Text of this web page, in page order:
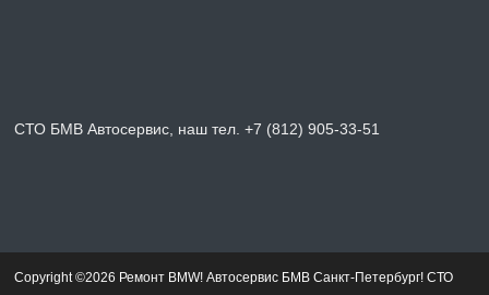
СТО БМВ Автосервис, наш тел. +7 (812) 905-33-51
Copyright ©2026 Ремонт BMW! Автосервис БМВ Санкт-Петербург! СТО